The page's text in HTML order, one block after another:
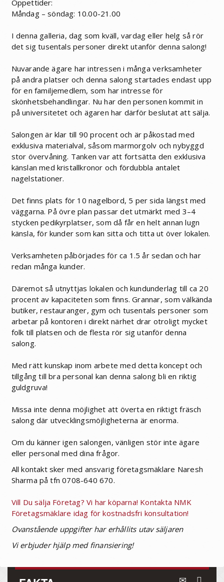
Öppettider:
Måndag – söndag: 10.00-21.00
I denna galleria, dag som kväll, vardag eller helg så rör
det sig tusentals personer direkt utanför denna salong!
Nuvarande ägare har intressen i många verksamheter
på andra platser och denna salong startades endast upp
för en familjemedlem, som har intresse för
skönhetsbehandlingar. Nu har den personen kommit in
på universitetet och ägaren har därför beslutat att sälja.
Salongen är klar till 90 procent och är påkostad med
exklusiva materialval, såsom marmorgolv och nybyggd
stor övervåning. Tanken var att fortsätta den exklusiva
känslan med kristallkronor och fördubbla antalet
nagelstationer.
Det finns plats för 10 nagelbord, 5 per sida längst med
väggarna. På övre plan passar det utmärkt med 3–4
stycken pedikyrplatser, som då får en helt annan lugn
känsla, för kunder som kan sitta och titta ut över lokalen.
Verksamheten påbörjades för ca 1.5 år sedan och har
redan många kunder.
Däremot så utnyttjas lokalen och kundunderlag till ca 20
procent av kapaciteten som finns. Grannar, som välkända
butiker, restauranger, gym och tusentals personer som
arbetar på kontoren i direkt närhet drar otroligt mycket
folk till platsen och de flesta rör sig utanför denna
salong.
Med rätt kunskap inom arbete med detta koncept och
tillgång till bra personal kan denna salong bli en riktig
guldgruva!
Missa inte denna möjlighet att överta en riktigt fräsch
salong där utvecklingsmöjligheterna är enorma.
Om du känner igen salongen, vänligen stör inte ägare
eller personal med dina frågor.
All kontakt sker med ansvarig företagsmäklare Naresh
Sharma på tfn 0708-640 670.
Vill Du sälja Företag? Vi har köparna! Kontakta NMK
Företagsmäklare idag för kostnadsfri konsultation!
Ovanstående uppgifter har erhållits utav säljaren
Vi erbjuder hjälp med finansiering!